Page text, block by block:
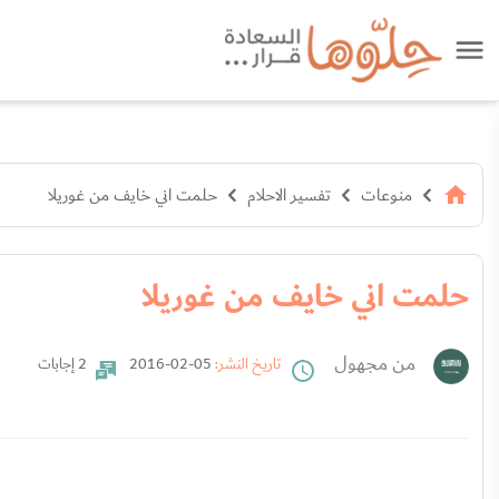
منوعات تفسير الاحلام حلمت اني خايف من غوريلا
حلمت اني خايف من غوريلا
من مجهول تاريخ النشر: 2 إجابات